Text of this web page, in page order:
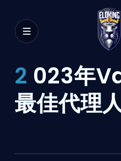
2 023年
最佳代理